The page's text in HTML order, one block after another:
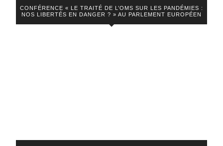
mardi
29
CONFÉRENCE « LE TRAITÉ DE L’OMS SUR LES PANDÉMIES :
NOS LIBERTÉS EN DANGER ? » AU PARLEMENT EUROPÉEN